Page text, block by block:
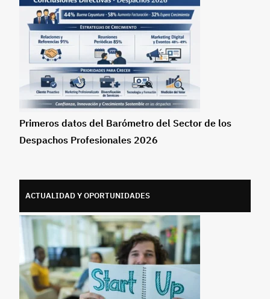
Primeros datos del Barómetro del Sector de los
Despachos Profesionales 2026
ACTUALIDAD Y OPORTUNIDADES